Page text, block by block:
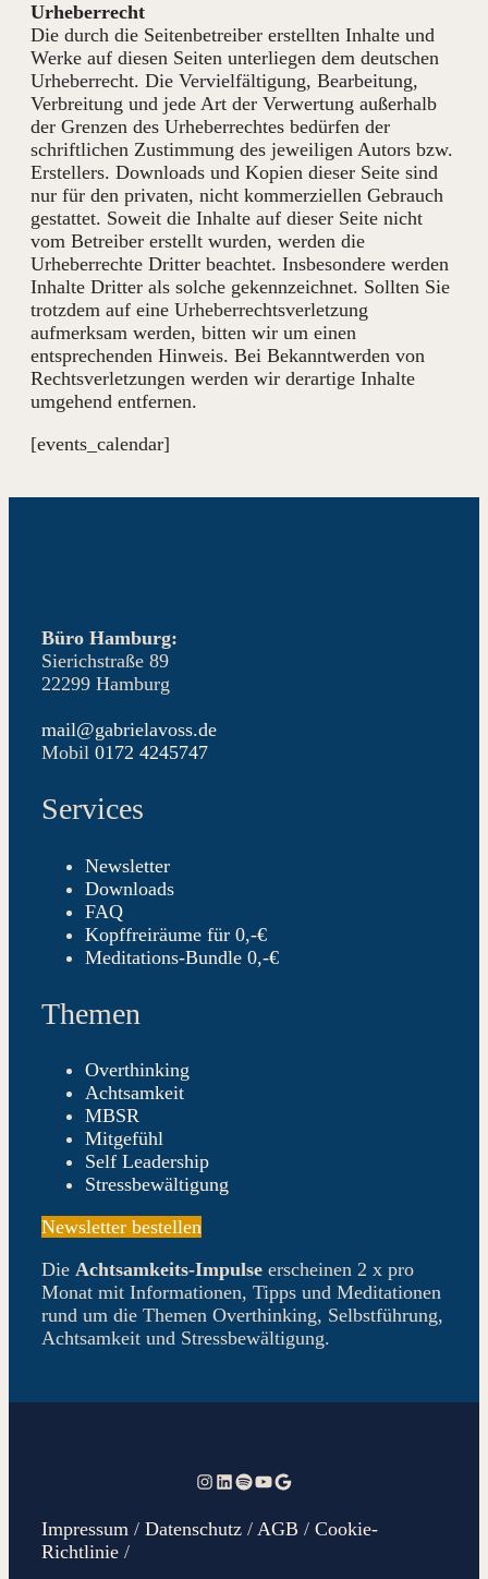
Urheberrecht
Die durch die Seitenbetreiber erstellten Inhalte und
Werke auf diesen Seiten unterliegen dem deutschen
Urheberrecht. Die Vervielfältigung, Bearbeitung,
Verbreitung und jede Art der Verwertung außerhalb
der Grenzen des Urheberrechtes bedürfen der
schriftlichen Zustimmung des jeweiligen Autors bzw.
Erstellers. Downloads und Kopien dieser Seite sind
nur für den privaten, nicht kommerziellen Gebrauch
gestattet. Soweit die Inhalte auf dieser Seite nicht
vom Betreiber erstellt wurden, werden die
Urheberrechte Dritter beachtet. Insbesondere werden
Inhalte Dritter als solche gekennzeichnet. Sollten Sie
trotzdem auf eine Urheberrechtsverletzung
aufmerksam werden, bitten wir um einen
entsprechenden Hinweis. Bei Bekanntwerden von
Rechtsverletzungen werden wir derartige Inhalte
umgehend entfernen.
[events_calendar]
Büro Hamburg:
Sierichstraße 89
22299 Hamburg
mail@gabrielavoss.de
Mobil 0172 4245747
Services
Newsletter
Downloads
FAQ
Kopffreiräume für 0,-€
Meditations-Bundle 0,-€
Themen
Overthinking
Achtsamkeit
MBSR
Mitgefühl
Self Leadership
Stressbewältigung
Newsletter bestellen
Die Achtsamkeits-Impulse erscheinen 2 x pro
Monat mit Informationen, Tipps und Meditationen
rund um die Themen Overthinking, Selbstführung,
Achtsamkeit und Stressbewältigung.
Instagram
LinkedIn
Spotify
Gabriela Voss auf Youtube
Gabriela Voss auf Google
Impressum / Datenschutz / AGB / Cookie-
Richtlinie /